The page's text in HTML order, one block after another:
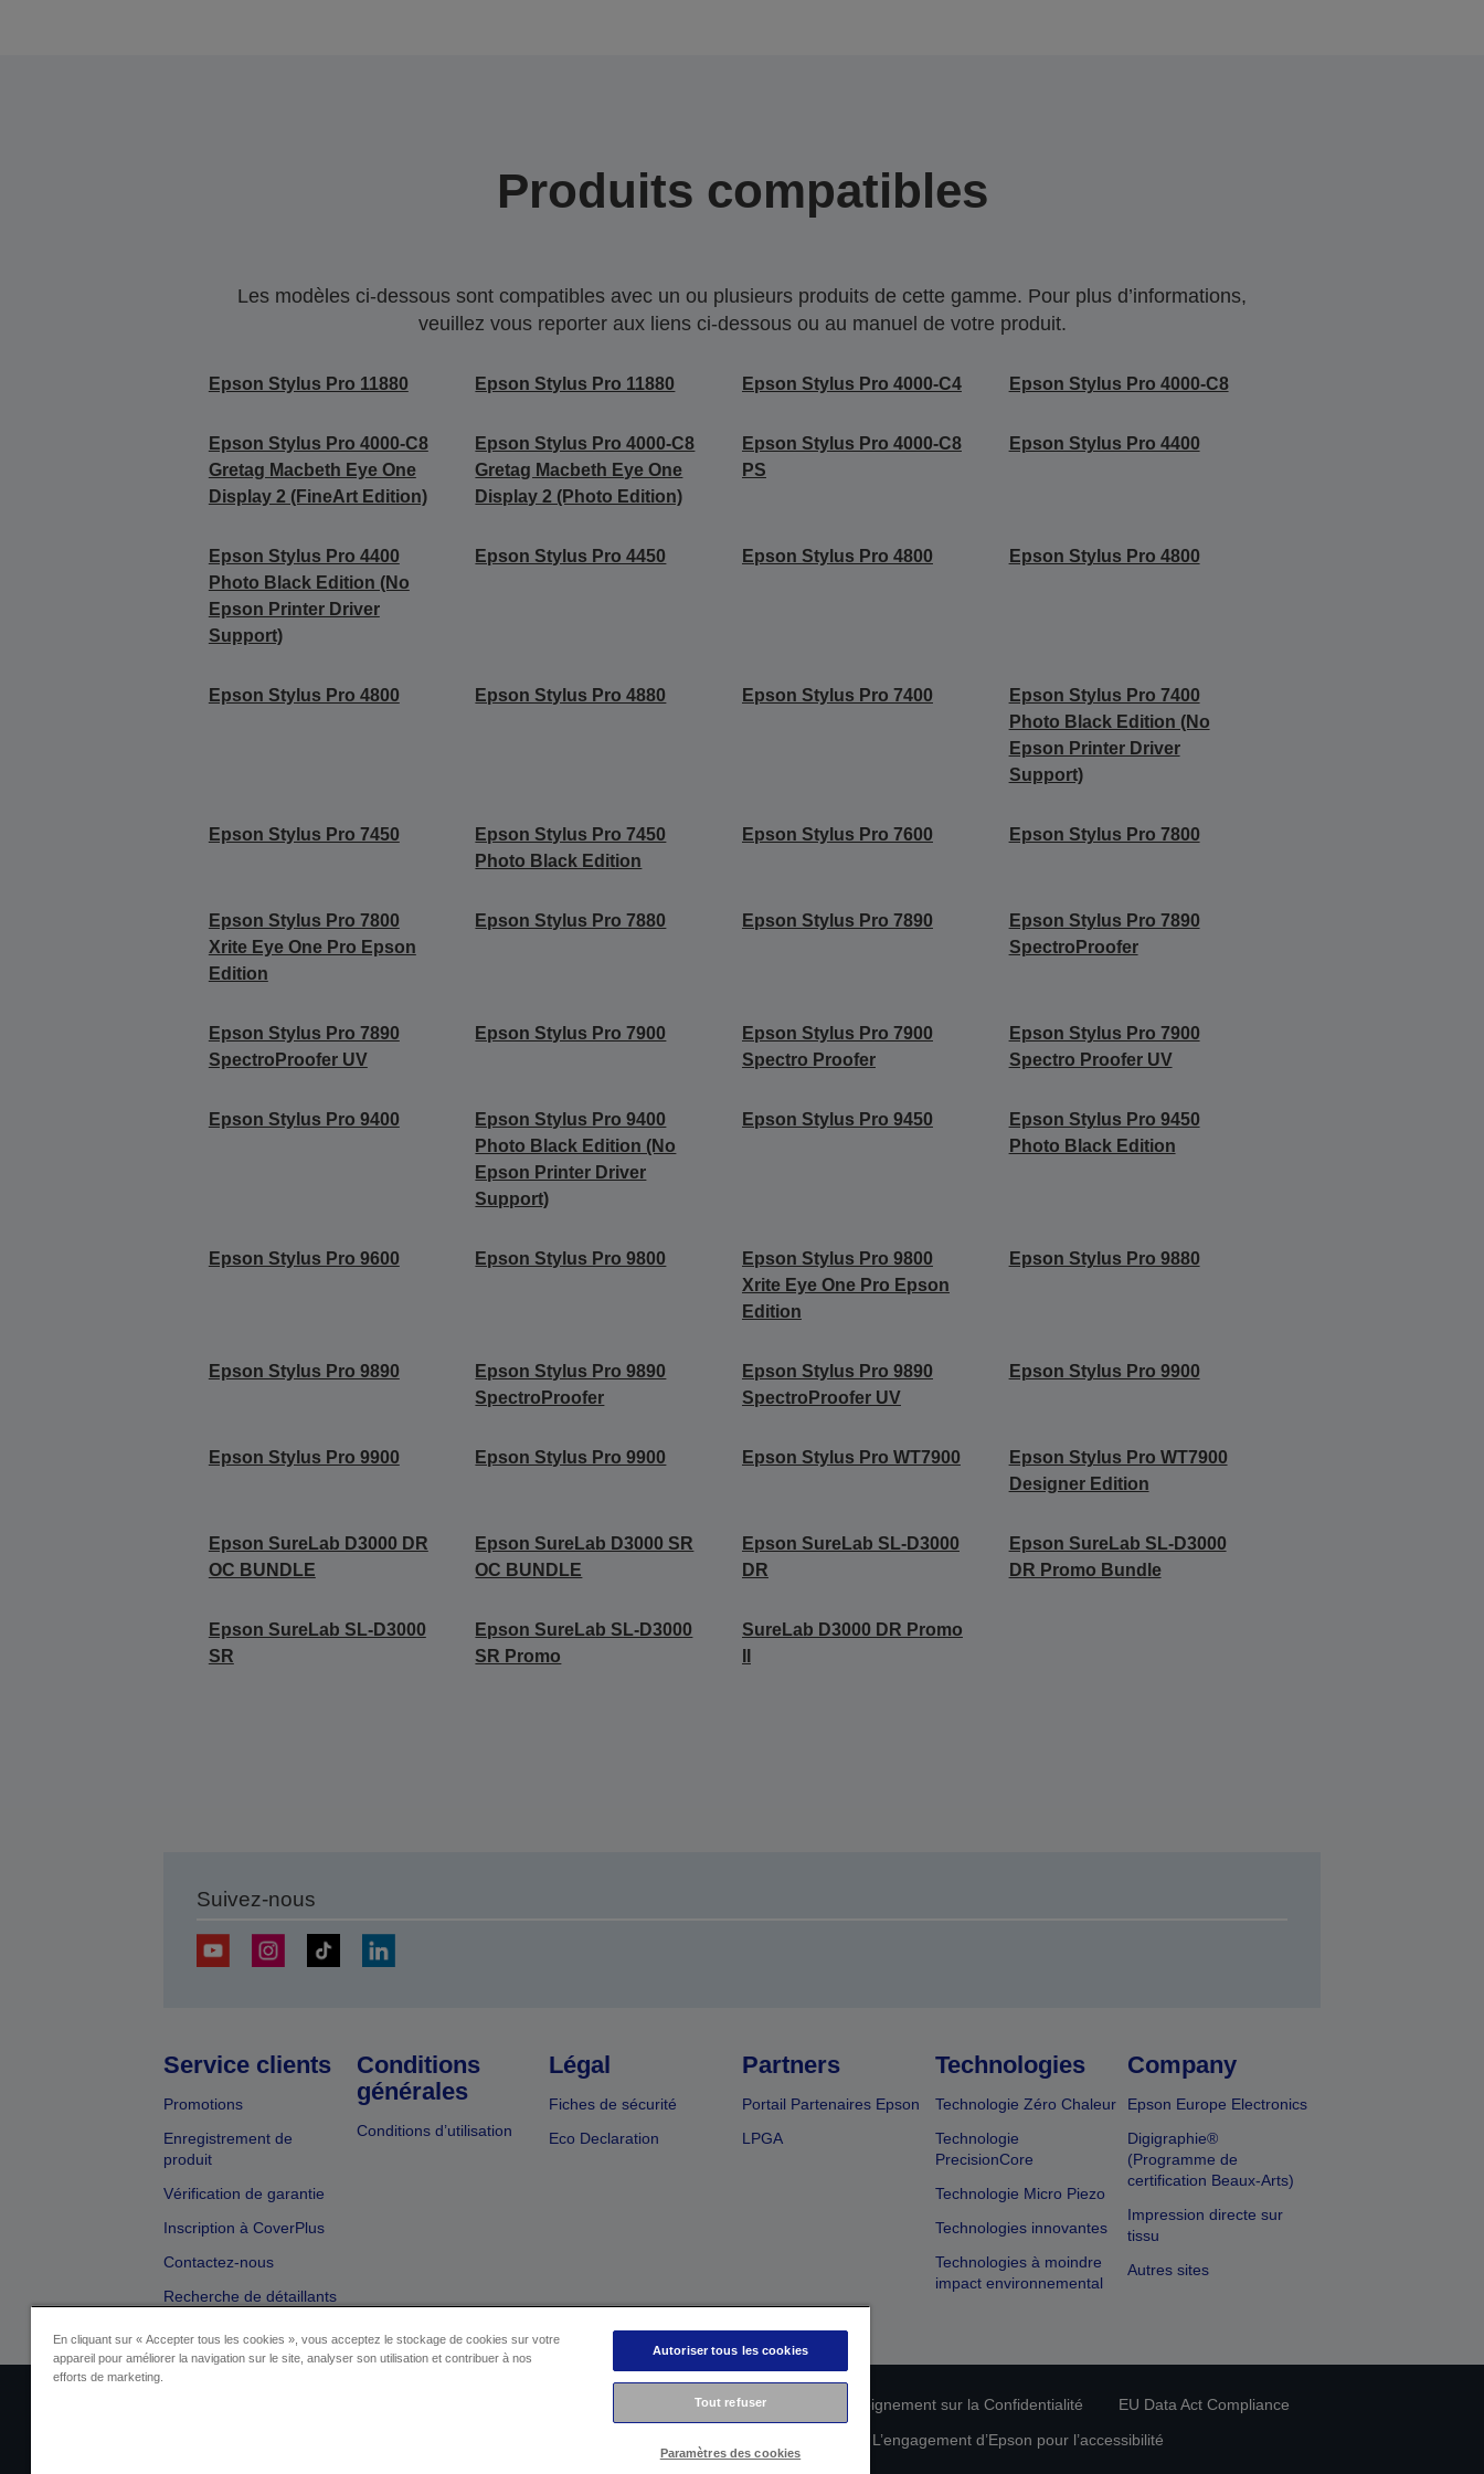
Produits compatibles
Les modèles ci-dessous sont compatibles avec un ou plusieurs produits de cette gamme. Pour plus d’informations,
veuillez vous reporter aux liens ci-dessous ou au manuel de votre produit.
Epson Stylus Pro 11880 Epson Stylus Pro 11880 Epson Stylus Pro 4000-C4 Epson Stylus Pro 4000-C8
Epson Stylus Pro 4000-C8
Gretag Macbeth Eye One
Display 2 (FineArt Edition)
Epson Stylus Pro 4000-C8
Gretag Macbeth Eye One
Display 2 (Photo Edition)
Epson Stylus Pro 4000-C8
PS
Epson Stylus Pro 4400
Epson Stylus Pro 4400
Photo Black Edition (No
Epson Printer Driver
Support)
Epson Stylus Pro 4450 Epson Stylus Pro 4800 Epson Stylus Pro 4800
Epson Stylus Pro 4800 Epson Stylus Pro 4880 Epson Stylus Pro 7400
Epson Stylus Pro 7400
Photo Black Edition (No
Epson Printer Driver
Support)
Epson Stylus Pro 7450
Epson Stylus Pro 7450
Photo Black Edition
Epson Stylus Pro 7600 Epson Stylus Pro 7800
Epson Stylus Pro 7800
Xrite Eye One Pro Epson
Edition
Epson Stylus Pro 7880 Epson Stylus Pro 7890
Epson Stylus Pro 7890
SpectroProofer
Epson Stylus Pro 7890
SpectroProofer UV
Epson Stylus Pro 7900
Epson Stylus Pro 7900
Spectro Proofer
Epson Stylus Pro 7900
Spectro Proofer UV
Epson Stylus Pro 9400
Epson Stylus Pro 9400
Photo Black Edition (No
Epson Printer Driver
Support)
Epson Stylus Pro 9450
Epson Stylus Pro 9450
Photo Black Edition
Epson Stylus Pro 9600 Epson Stylus Pro 9800
Epson Stylus Pro 9800
Xrite Eye One Pro Epson
Edition
Epson Stylus Pro 9880
Epson Stylus Pro 9890
Epson Stylus Pro 9890
SpectroProofer
Epson Stylus Pro 9890
SpectroProofer UV
Epson Stylus Pro 9900
Epson Stylus Pro 9900 Epson Stylus Pro 9900 Epson Stylus Pro WT7900
Epson Stylus Pro WT7900
Designer Edition
Epson SureLab D3000 DR
OC BUNDLE
Epson SureLab D3000 SR
OC BUNDLE
Epson SureLab SL-D3000
DR
Epson SureLab SL-D3000
DR Promo Bundle
Epson SureLab SL-D3000
SR
Epson SureLab SL-D3000
SR Promo
SureLab D3000 DR Promo
Suivez-nous
Service clients
Promotions
Enregistrement de
produit
Vérification de garantie
Inscription à CoverPlus
Contactez-nous
Recherche de détaillants
Conditions
générales
Conditions d’utilisation
Légal
Fiches de sécurité
Eco Declaration
Partners
Portail Partenaires Epson
LPGA
Technologies
Technologie Zéro Chaleur
Technologie
PrecisionCore
Technologie Micro Piezo
Technologies innovantes
Technologies à moindre
impact environnemental
Company
Epson Europe Electronics
Digigraphie®
(Programme de
certification Beaux-Arts)
Impression directe sur
tissu
Autres sites
Déclaration de Renseignement sur la Confidentialité
EU Data Act Compliance
L’engagement d’Epson pour l’accessibilité
En cliquant sur « Accepter tous les cookies », vous acceptez le stockage de cookies sur votre
appareil pour améliorer la navigation sur le site, analyser son utilisation et contribuer à nos
efforts de marketing.
Autoriser tous les cookies
Tout refuser
Paramètres des cookies